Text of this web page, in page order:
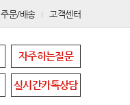
주문/배송 고객센터
자주하는질문
실시간카톡상담